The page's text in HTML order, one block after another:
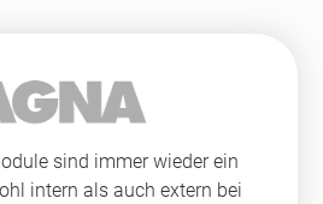
sind immer wieder ein
intern als auch extern bei